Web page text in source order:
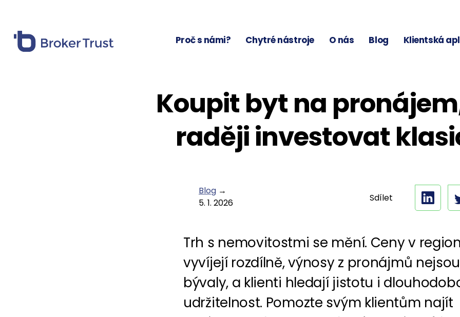
Proč s námi? Chytré nástroje O nás Blog Klientská
Koupit byt na
raději investovat
Blog →
5. 1. 2026
Sdílet
Trh s nemovitostmi se mění. Ceny v
vyvíjejí rozdílně, výnosy z pronájmů
bývaly, a klienti hledají jistotu i
udržitelnost. Pomozte svým klientům najít